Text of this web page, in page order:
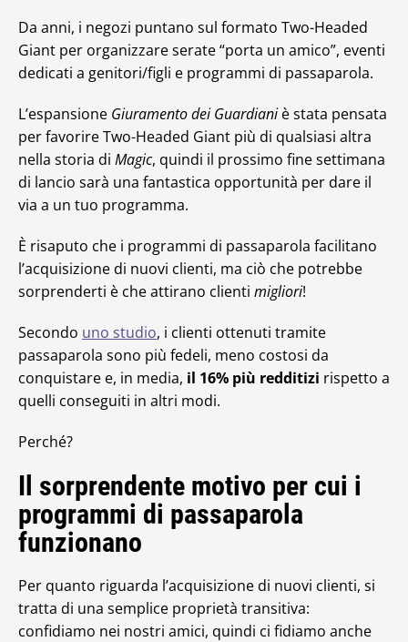
Da anni, i negozi puntano sul formato Two-Headed
Giant per organizzare serate “porta un amico”, eventi
dedicati a genitori/figli e programmi di passaparola.
L’espansione Giuramento dei Guardianiè stata pensata
per favorire Two-Headed Giant più di qualsiasi altra
nella storia di Magic, quindi il prossimo fine settimana
di lancio sarà una fantastica opportunità per dare il
via a un tuo programma.
È risaputo che i programmi di passaparola facilitano
l’acquisizione di nuovi clienti, ma ciò che potrebbe
sorprenderti è che attirano clienti migliori!
Secondo uno studio, i clienti ottenuti tramite
passaparola sono più fedeli, meno costosi da
conquistare e, in media, il 16% più redditizi rispetto a
quelli conseguiti in altri modi.
Perché?
Il sorprendente motivo per cui i
programmi di passaparola
funzionano
Per quanto riguarda l’acquisizione di nuovi clienti, si
tratta di una semplice proprietà transitiva:
confidiamo nei nostri amici, quindi ci fidiamo anche